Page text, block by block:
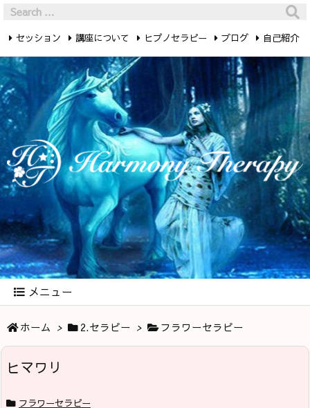
メニュー
セッション 講座について ヒプノセラピー ブログ 自己紹介
最新記事 お問い合わせ
ホーム > 2.セラピー > フラワーセラピー
ヒマワリ
フラワーセラピー